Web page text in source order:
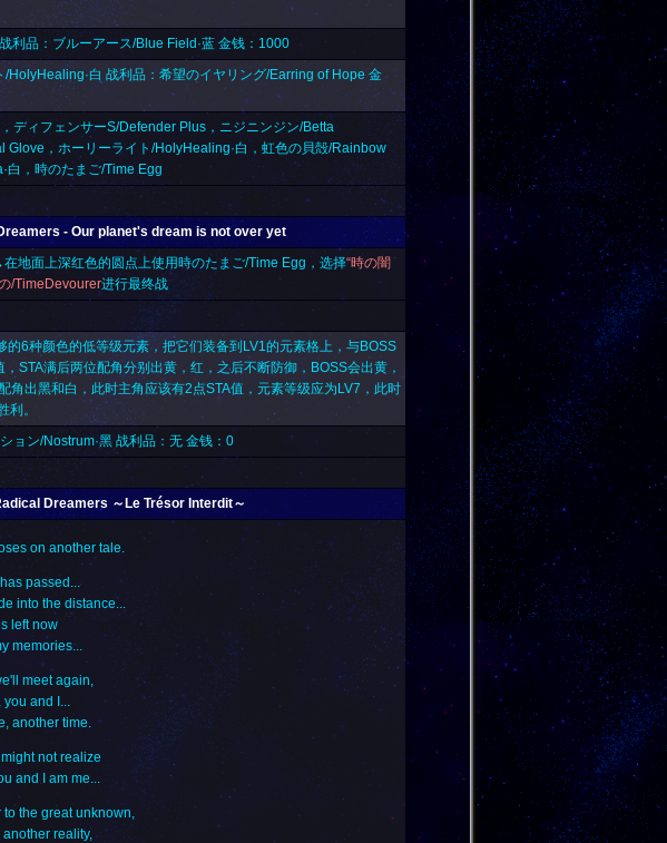
利品：ブルーアース/Blue Field·蓝 金钱：1000
白 战利品：希望のイヤリング/Earring of Hope 金
ディフェンサーS/Defender Plus，ニジニンジン/Betta
，ホーリーライト/HolyHealing·白，虹色の貝殻/Rainbow
， 時のたまご/Time Egg
- Our planet's dream is not over yet
地面上深红色的圆点上使用時のたまご/Time Egg ，选择“時の闇
/TimeDevourer进行最终战
的6种颜色的低等级元素，把它们装备到LV1的元素格上，与BOSS
STA满后两位配角分别出黄，红，之后不断防御，BOSS会出黄，
出黑和白，此时主角应该有2点STA值，元素等级应为LV7，此时
利。
ョン/Nostrum·黑 战利品：无 金钱：0
Dreamers ～Le Trésor Interdit～
on another tale.
passed...
into the distance...
left now
memories...
meet again,
you and I...
another time.
not realize
and I am me...
to the great unknown,
reality,